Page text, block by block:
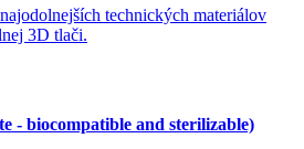
technických materiálov
3D tlači.
- biocompatible and sterilizable)